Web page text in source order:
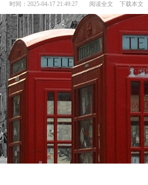
时间：2025-04-17 21:49:27 阅读全文 下载本文